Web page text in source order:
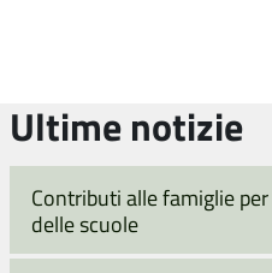
Ultime notizie
Contributi alle famiglie
delle scuole